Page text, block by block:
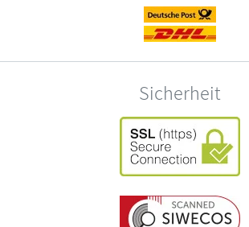
Sicherheit